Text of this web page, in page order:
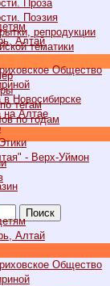
Алтай
Общество
Новосибирске
на Алтае
- Верх-Уймон
Поиск
Проза
Поэзия
репродукции
тематики
тегам
по годам
Алтай
Общество